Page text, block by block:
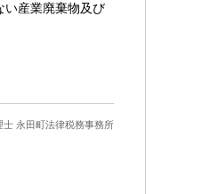
い産業廃棄物及び
永田町法律税務事務所